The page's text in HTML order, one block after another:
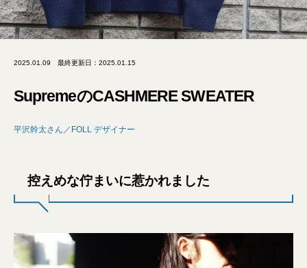
2025.01.09 最終更新日：2025.01.15
SupremeのCASHMERE SWEATER
平沢幹太さん／FOLL デザイナー
控えめな佇まいに惹かれました